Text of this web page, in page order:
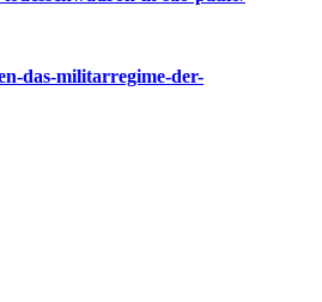
das-militarregime-der-